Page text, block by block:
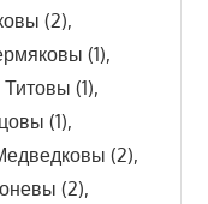
(2),
(1),
(1),
(1),
(2),
(2),